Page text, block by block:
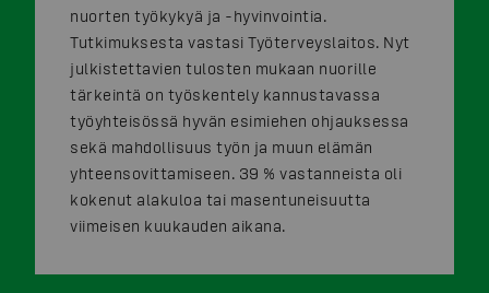
nuorten työkykyä ja -hyvinvointia.
Tutkimuksesta vastasi Työterveyslaitos. Nyt
julkistettavien tulosten mukaan nuorille
tärkeintä on työskentely kannustavassa
työyhteisössä hyvän esimiehen ohjauksessa
sekä mahdollisuus työn ja muun elämän
yhteensovittamiseen. 39 % vastanneista oli
kokenut alakuloa tai masentuneisuutta
viimeisen kuukauden aikana.